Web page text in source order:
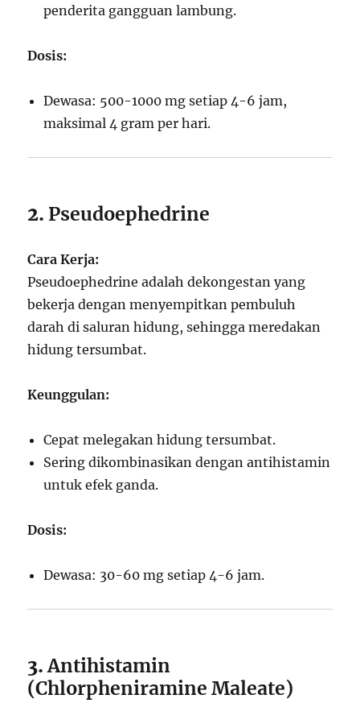
penderita gangguan lambung.
Dosis:
Dewasa: 500-1000 mg setiap 4-6 jam,
maksimal 4 gram per hari.
2. Pseudoephedrine
Cara Kerja:
Pseudoephedrine adalah dekongestan yang
bekerja dengan menyempitkan pembuluh
darah di saluran hidung, sehingga meredakan
hidung tersumbat.
Keunggulan:
Cepat melegakan hidung tersumbat.
Sering dikombinasikan dengan antihistamin
untuk efek ganda.
Dosis:
Dewasa: 30-60 mg setiap 4-6 jam.
3.Antihistamin
(Chlorpheniramine Maleate)